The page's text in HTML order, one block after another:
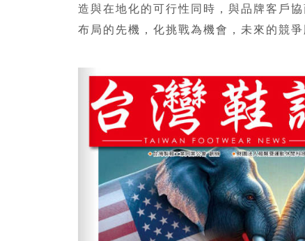
造與在地化的可行性同時，與品牌客戶
布局的先機，化挑戰為機會，未來的競爭